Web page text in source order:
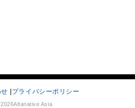
プライバシーポリシー
Asia